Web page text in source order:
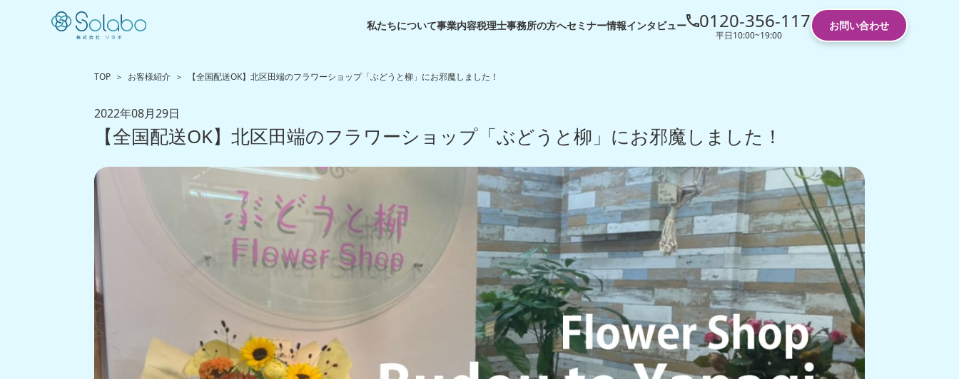
私たちについて事業内容税理士事務所の方へセミナー情報インタビュー 0120-356-117
平日10:00~19:00
お問い合わせ
TOP お客様紹介 【全国配送OK】北区田端のフラワーショップ「ぶどうと柳」にお邪魔しました！
2022年08月29日
【全国配送OK】北区田端のフラワーショップ「ぶどうと柳」にお邪魔しました！